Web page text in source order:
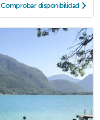
Comprobar disponibilidad